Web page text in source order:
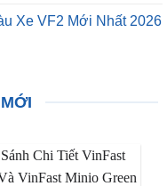
Xe VF2 Mới Nhất 2026